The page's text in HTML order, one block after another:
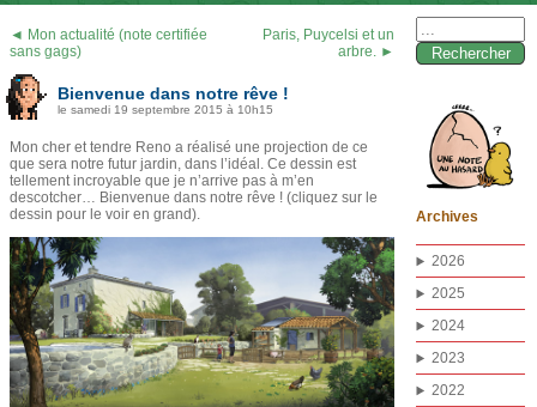
◄ Mon actualité (note certifiée
sans gags)
Paris, Puycelsi et un
arbre. ►
Bienvenue dans notre rêve !
le samedi 19 septembre 2015 à 10h15
Mon cher et tendre Reno a réalisé une projection de ce
que sera notre futur jardin, dans l’idéal. Ce dessin est
tellement incroyable que je n’arrive pas à m’en
descotcher… Bienvenue dans notre rêve ! (cliquez sur le
dessin pour le voir en grand).
Archives
2026
2025
2024
2023
2022